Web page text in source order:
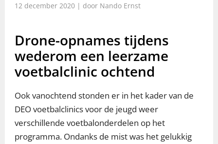
12 december 2020 | door Nando Ernst
Drone-opnames tijdens
wederom een leerzame
voetbalclinic ochtend
Ook vanochtend stonden er in het kader van de
DEO voetbalclinics voor de jeugd weer
verschillende voetbalonderdelen op het
programma. Ondanks de mist was het gelukkig